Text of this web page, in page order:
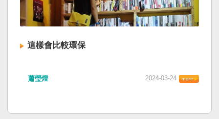
這樣會比較環保
蕭瑩燈 2024-03-24